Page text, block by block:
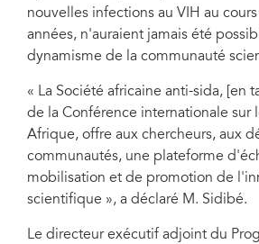
nouvelles infections au VIH au
années, n'auraient jamais été
dynamisme de la communauté
« La Société africaine anti-sida, [en
de la Conférence internationale sur
Afrique, offre aux chercheurs, aux
communautés, une plateforme
mobilisation et de promotion de
scientifique », a déclaré M. Sidibé.
Le directeur exécutif adjoint du